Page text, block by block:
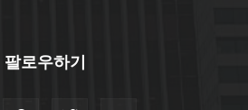
팔로우하기